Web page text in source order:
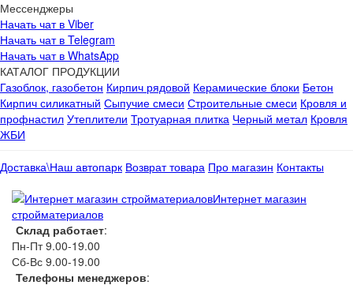
Мессенджеры
Начать чат в Viber
Начать чат в Telegram
Начать чат в WhatsApp
КАТАЛОГ ПРОДУКЦИИ
Газоблок, газобетон Кирпич рядовой Керамические блоки Бетон
Кирпич силикатный Сыпучие смеси Строительные смеси Кровля и
профнастил Утеплители Тротуарная плитка Черный метал Кровля
ЖБИ
Доставка\Наш автопарк Возврат товара Про магазин Контакты
Интернет магазин
стройматериалов
Склад работает:
Пн-Пт 9.00-19.00
Сб-Вс 9.00-19.00
Телефоны менеджеров: